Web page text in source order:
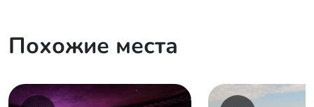
Похожие места